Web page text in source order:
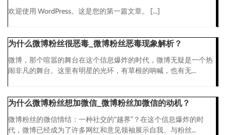
欢迎使用 WordPress。这是您的第一篇文章。 […]
为什么微博粉丝很恶毒_微博粉丝恶毒现象解析？
微博，那个喧嚣的舞台在这个信息爆炸的时代，微博无疑是一个热
闹非凡的舞台。这里有明星的光环，有草根的呐喊，也有无...
为什么微博粉丝想加微信_微博粉丝加微信的动机？
微博粉丝的微信情结：一种社交的“越界”？在这个信息爆炸的时
代，微博已经成为了许多网红和意见领袖展示自我、与粉丝...